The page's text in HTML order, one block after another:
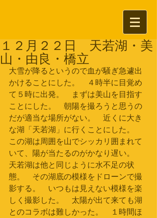
１２月２２日 天若湖・美
山・由良・橋立
大雪が降るというので血が騒ぎ急遽出
かけることにした。　４時半に目覚め
て５時に出発。　まずは美山を目指す
ことにした。　朝陽を撮ろうと思うの
だが適当な場所がない。　近くに大き
な湖「天若湖」に行くことにした。
この湖は周囲を山でシッカリ囲まれて
いて、陽が当たるのがかなり遅い。
天若湖は他と同じように水不足の状
態。　その湖底の模様をドローンで撮
影する。　いつもは見えない模様を楽
しく撮影した。　太陽が出て来ても湖
とのコラボは難しかった。　１時間ほ